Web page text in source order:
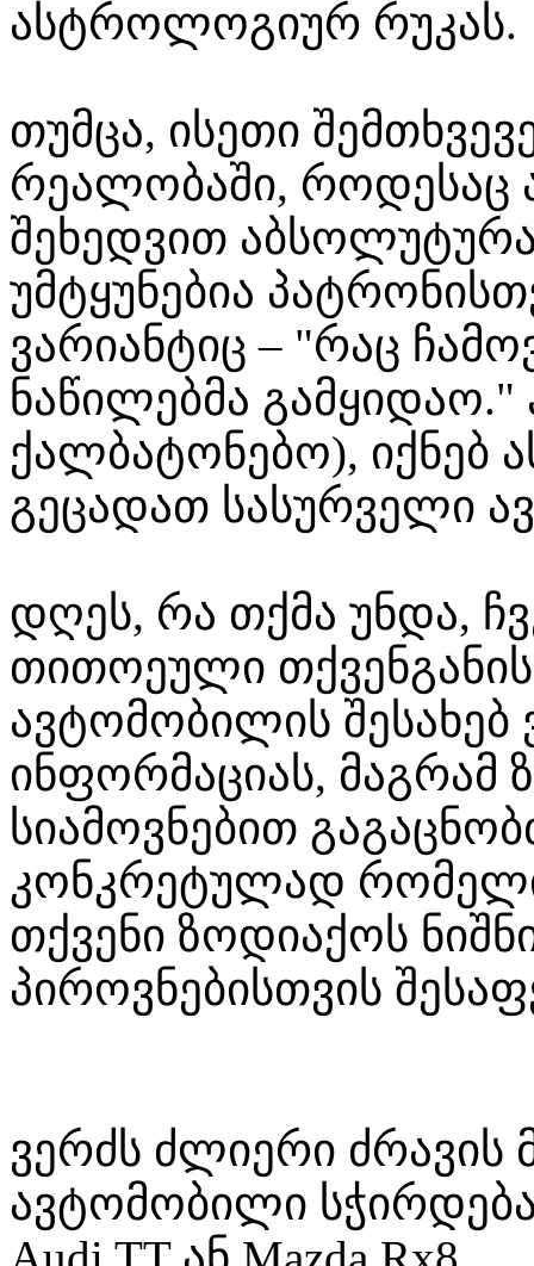
ასტროლოგიურ რუკას.
თუმცა, ისეთი
რეალობაში, როდესაც
შეხედვით
უმტყუნებია
ვარიანტიც – "რაც
ნაწილებმა
ქალბატონებო),
გეცადათ სასურველი
დღეს, რა თქმა უნდა,
თითოეული
ავტომობილის
ინფორმაციას, მაგრამ
სიამოვნებით
კონკრეტულად
თქვენი ზოდიაქოს
პიროვნებისთვის
ვერძს ძლიერი ძრავის
ავტომობილი